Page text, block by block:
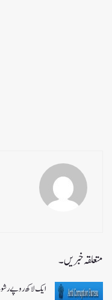
متعلقہ خبریں۔
ایک لاکھ روپے